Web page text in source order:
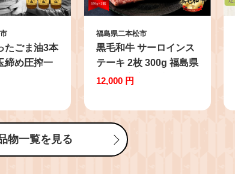
たごま油3本
締め圧搾一
添加物・
正 伝統製
すめ ギフ
福島県二本松市
黒毛和牛 サーロインス
テーキ 2枚 300g 福島県
二本松市産 黒毛 和牛
空パック 急速冷凍 小分
け エム牧場 人気 おす
すめ ふるさと 納税 福
12,000 円
物一覧を見る